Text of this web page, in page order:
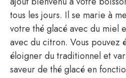
tous les jours. Il se marie à
votre thé glacé avec du miel
avec du citron. Vous pouvez
éloigner du traditionnel et
saveur de thé glacé en